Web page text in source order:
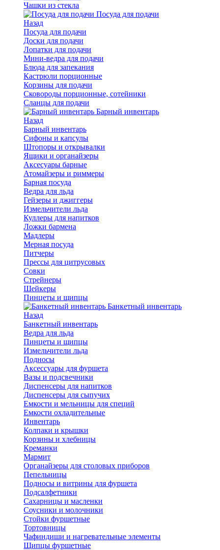
Чашки из стекла
Посуда для подачи
Назад
Посуда для подачи
Доски для подачи
Лопатки для подачи
Мини-ведра для подачи
Блюда для запекания
Кастрюли порционные
Корзины для подачи
Сковороды порционные, сотейники
Сланцы для подачи
Барный инвентарь
Назад
Барный инвентарь
Сифоны и капсулы
Штопоры и открывалки
Ящики и органайзеры
Аксесуары барные
Атомайзеры и риммеры
Барная посуда
Ведра для льда
Гейзеры и джиггеры
Измельчители льда
Куллеры для напитков
Ложки бармена
Мадлеры
Мерная посуда
Питчеры
Прессы для цитрусовых
Совки
Стрейнеры
Шейкеры
Пинцеты и щипцы
Банкетный инвентарь
Назад
Банкетный инвентарь
Ведра для льда
Пинцеты и щипцы
Измельчители льда
Подносы
Аксессуары для фуршета
Вазы и подсвечники
Диспенсеры для напитков
Диспенсеры для сыпучих
Емкости и мельницы для специй
Емкости охладительные
Инвентарь
Колпаки и крышки
Корзины и хлебницы
Креманки
Мармит
Органайзеры для столовых приборов
Пепельницы
Подносы и витрины для фуршета
Подсалфетники
Сахарницы и масленки
Соусники и молочники
Стойки фуршетные
Тортовницы
Чафиндиши и нагревательные элементы
Щипцы фуршетные